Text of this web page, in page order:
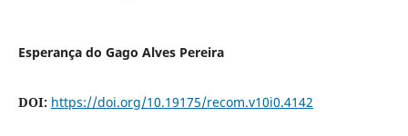
Esperança do Gago Alves Pereira
DOI: https://doi.org/10.19175/recom.v10i0.4142